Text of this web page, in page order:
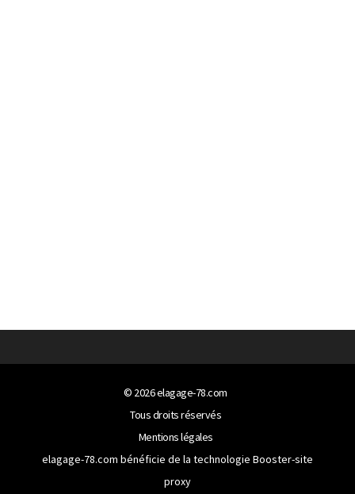
© 2026elagage-78.com
Tous droits réservés
Mentions légales
elagage-78.com bénéficie de la technologie Booster-site
proxy